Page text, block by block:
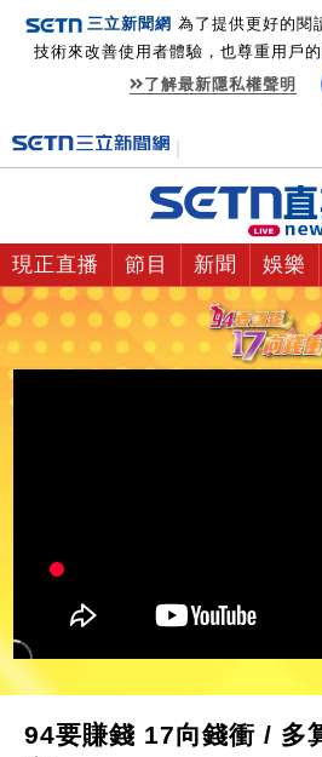
三立新聞網 為了提供更好的閱
技術來改善使用者體驗，也尊重用戶
了解最新隱私權聲明
現正直播 節目 新聞 娛樂
94要賺錢 17向錢衝 / 多